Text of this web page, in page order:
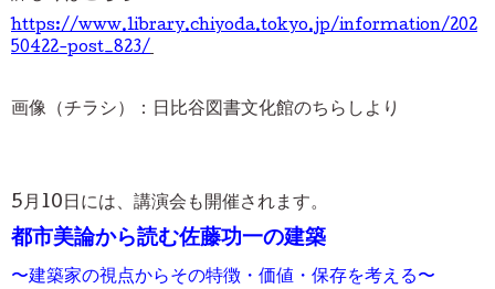
https://www.library.chiyoda.tokyo.jp/information/202
50422-post_823/
画像（チラシ）：日比谷図書文化館のちらしより
5月10日には、講演会も開催されます。
都市美論から読む佐藤功一の建築
〜建築家の視点からその特徴・価値・保存を考える〜